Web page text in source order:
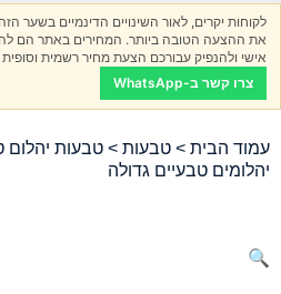
לקוחות יקרים, לאור השינויים הדינמיים בשער
את ההצעה הטובה ביותר. המחירים באתר הם
אישי ולהנפיק עבורכם הצעת מחיר רשמית
צרו קשר ב-WhatsApp
עמוד הבית > טבעות > טבעות יהלום
יהלומים טבעיים גדולה
🔍